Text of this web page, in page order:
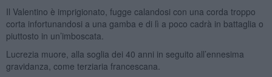
Il Valentino è imprigionato, fugge calandosi con una corda troppo
corta infortunandosi a una gamba e di lì a poco cadrà in battaglia o
piuttosto in un’imboscata.
Lucrezia muore, alla soglia dei 40 anni in seguito all’ennesima
gravidanza, come terziaria francescana.